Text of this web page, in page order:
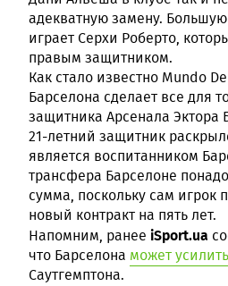
адекватную замену.
играет Серхи Роберто,
правым защитником.
Как стало известно Mundo
Барселона сделает все для
защитника Арсенала Эктора
21-летний защитник
является воспитанником
трансфера Барселоне
сумма, поскольку сам игрок
новый контракт на пять лет.
Напомним, ранее iSport.ua
что Барселона может
Саутгемптона.